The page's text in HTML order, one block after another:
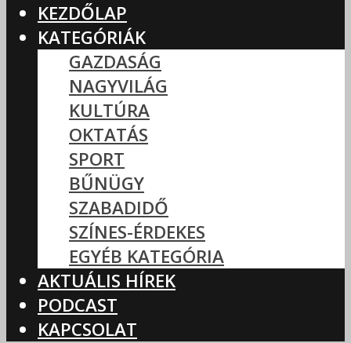
KEZDŐLAP
KATEGÓRIÁK
GAZDASÁG
NAGYVILÁG
KULTÚRA
OKTATÁS
SPORT
BŰNÜGY
SZABADIDŐ
SZÍNES-ÉRDEKES
EGYÉB KATEGÓRIA
AKTUÁLIS HÍREK
PODCAST
KAPCSOLAT